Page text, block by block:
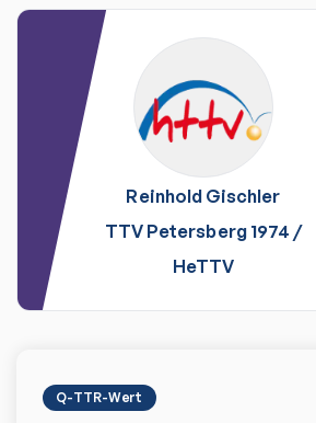
Reinhold Gischler
TTV Petersberg 1974 /
HeTTV
Q-TTR-Wert